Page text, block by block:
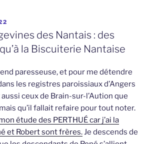
des Nantais : des
la Biscuiterie Nantaise
les registres paroissiaux d’Angers
ceux de Brain-sur-l’Aution que
qu’il fallait refaire pour tout noter.
étude des PERTHUÉ car j’ai la
et Robert sont frères.Je descends de
les descendants de René s’allient